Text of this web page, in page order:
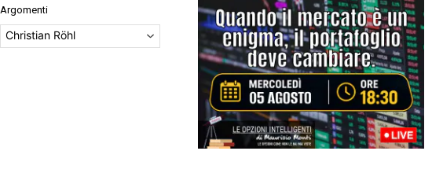
Argomenti
Christian Röhl